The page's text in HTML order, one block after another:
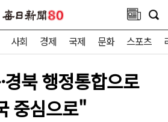
사회 경제 국제 문화 스포츠
경북 행정통합으로
중심으로"